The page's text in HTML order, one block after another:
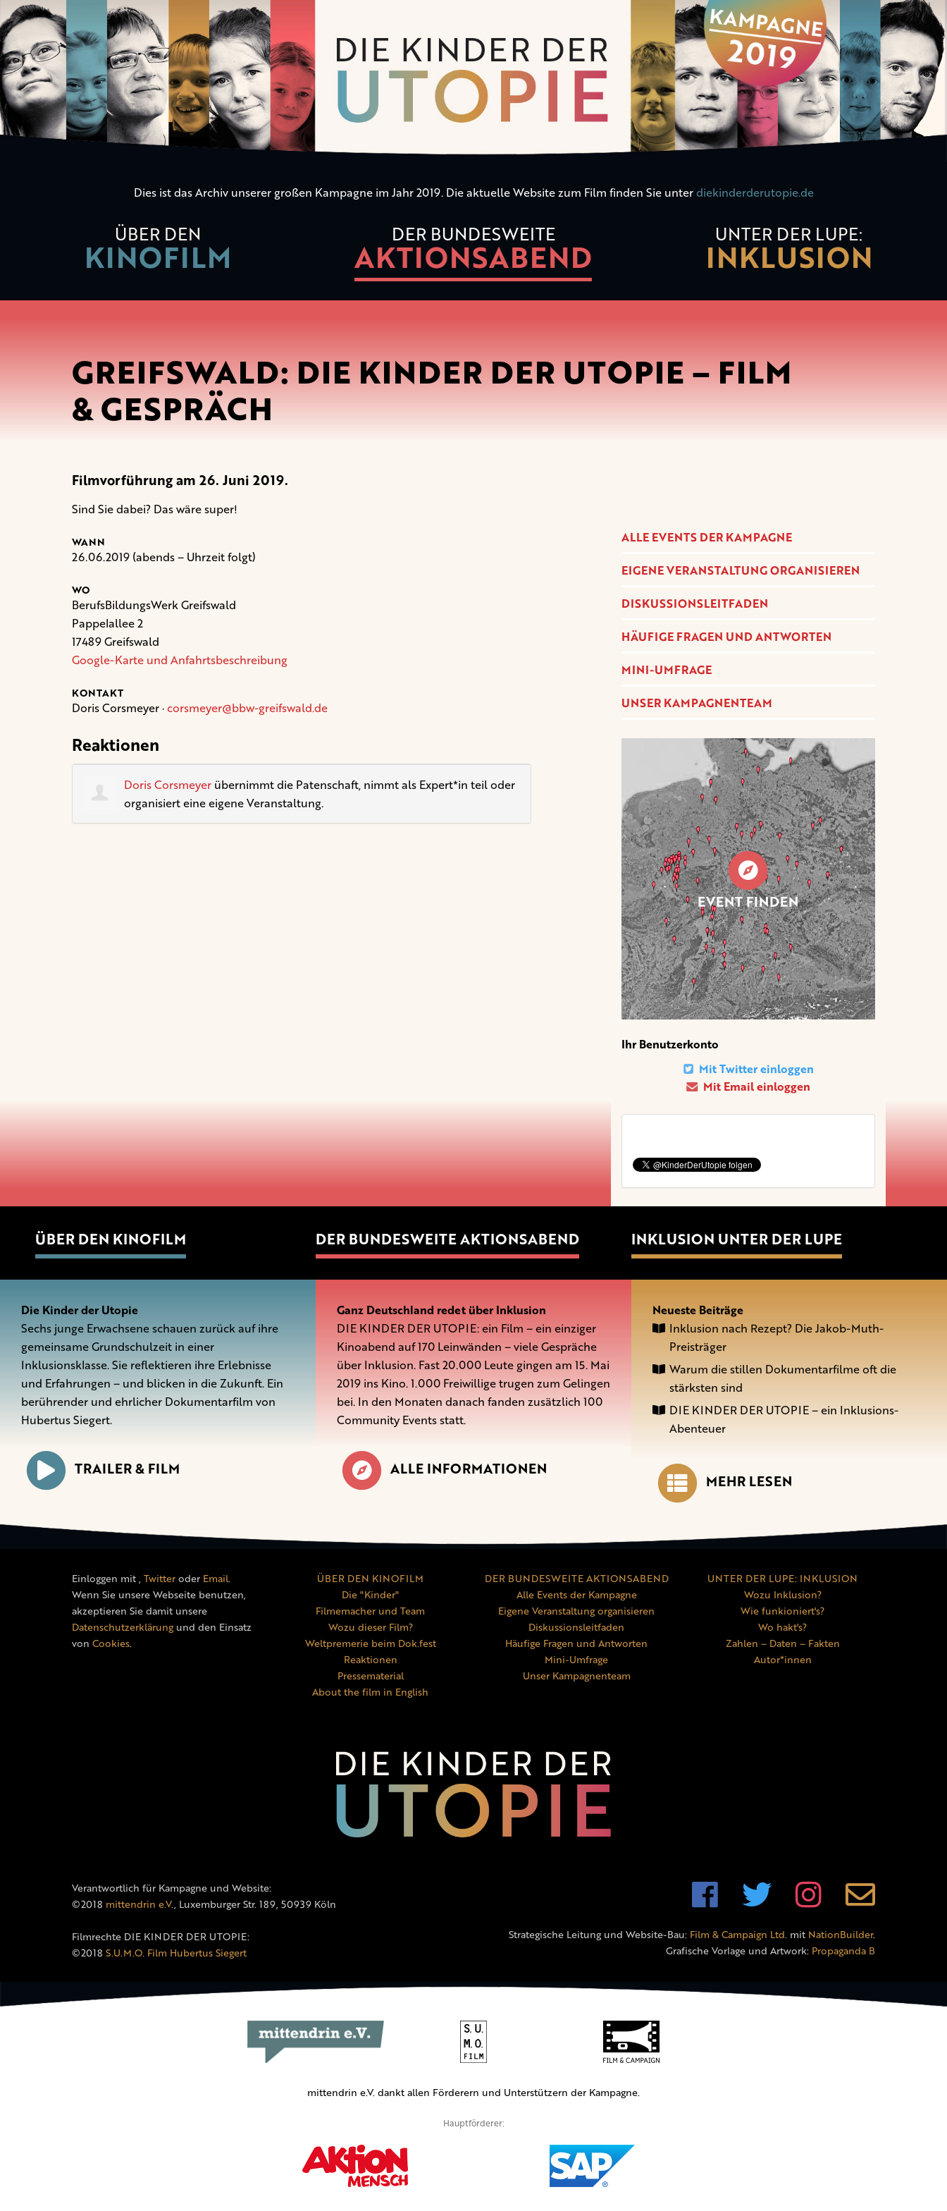
Die
Kinder
der
Utopie
Dies ist das Archiv unserer großen Kampagne im Jahr 2019. Die aktuelle Website zum Film finden Sie unter diekinderderutopie.de
ÜBER DEN
KINOFILM
DER BUNDESWEITE
AKTIONSABEND
UNTER DER LUPE:
INKLUSION
GREIFSWALD: DIE KINDER DER UTOPIE – FILM
& GESPRÄCH
Filmvorführung am 26. Juni 2019.
Sind Sie dabei? Das wäre super!
WANN
26.06.2019 (abends – Uhrzeit folgt)
WO
BerufsBildungsWerk Greifswald
Pappelallee 2
17489 Greifswald
Google-Karte und Anfahrtsbeschreibung
KONTAKT
Doris Corsmeyer ·corsmeyer@bbw-greifswald.de
Reaktionen
Doris Corsmeyer übernimmt die Patenschaft, nimmt als Expert*in teil oder
organisiert eine eigene Veranstaltung.
ALLE EVENTS DER KAMPAGNE
EIGENE VERANSTALTUNG ORGANISIEREN
DISKUSSIONSLEITFADEN
HÄUFIGE FRAGEN UND ANTWORTEN
MINI-UMFRAGE
UNSER KAMPAGNENTEAM
EVENT FINDEN
Ihr Benutzerkonto
Mit Twitter einloggen
Mit Email einloggen
ÜBER DEN KINOFILM
Die Kinder der Utopie
Sechs junge Erwachsene schauen zurück auf ihre
gemeinsame Grundschulzeit in einer
Inklusionsklasse. Sie reflektieren ihre Erlebnisse
und Erfahrungen – und blicken in die Zukunft. Ein
berührender und ehrlicher Dokumentarfilm von
Hubertus Siegert.
TRAILER & FILM
DER BUNDESWEITE AKTIONSABEND
Ganz Deutschland redet über Inklusion
DIE KINDER DER UTOPIE: ein Film – ein einziger
Kinoabend auf 170 Leinwänden – viele Gespräche
über Inklusion. Fast 20.000 Leute gingen am 15. Mai
2019 ins Kino. 1.000 Freiwillige trugen zum Gelingen
bei. In den Monaten danach fanden zusätzlich 100
Community Events statt.
ALLE INFORMATIONEN
INKLUSION UNTER DER LUPE
Neueste Beiträge
Inklusion nach Rezept? Die Jakob-Muth-
Preisträger
Warum die stillen Dokumentarfilme oft die
stärksten sind
DIE KINDER DER UTOPIE – ein Inklusions-
Abenteuer
MEHR LESEN
Einloggen mit, Twitteroder Email.
Wenn Sie unsere Webseite benutzen,
akzeptieren Sie damit unsere
Datenschutzerklärungund den Einsatz
von Cookies.
ÜBER DEN KINOFILM
Die "Kinder"
Filmemacher und Team
Wozu dieser Film?
Weltpremerie beim Dok.fest
Reaktionen
Pressematerial
About the film in English
DER BUNDESWEITE AKTIONSABEND
Alle Events der Kampagne
Eigene Veranstaltung organisieren
Diskussionsleitfaden
Häufige Fragen und Antworten
Mini-Umfrage
Unser Kampagnenteam
UNTER DER LUPE: INKLUSION
Wozu Inklusion?
Wie funkioniert's?
Wo hakt's?
Zahlen – Daten – Fakten
Autor*innen
Verantwortlich für Kampagne und Website:
©2018 mittendrin e.V., Luxemburger Str. 189, 50939 Köln
Filmrechte DIE KINDER DER UTOPIE:
©2018 S.U.M.O. Film Hubertus Siegert
Strategische Leitung und Website-Bau: Film & Campaign Ltd. mit NationBuilder.
Grafische Vorlage und Artwork: Propaganda B
mittendrin e.V. dankt allen Förderern und Unterstützern der Kampagne.
Hauptförderer: